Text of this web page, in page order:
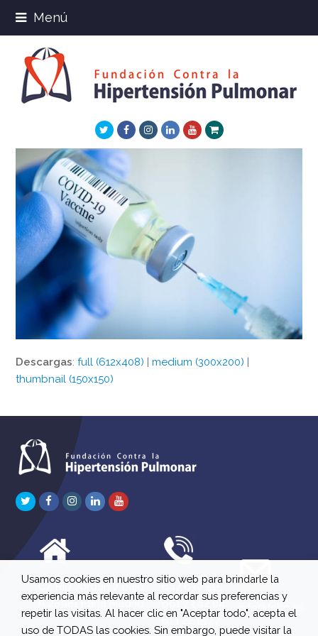
Menú
TwitterFacebookInstagram
LinkedInYoutube
Xing
Descargas:full (612x408) |medium (300x200) |
thumbnail (150x150)
TwitterFacebook
Instagram
LinkedInYoutube
C/ Río Jordán 7 bajo
A 28981 Parla Madrid
647 630 515
661 73 42 04
613 22 15 27
info@fchp.es
Usamos cookies en nuestro sitio web para brindarle la
experiencia más relevante al recordar sus preferencias y
repetir las visitas. Al hacer clic en "Aceptar todo", acepta el
uso de TODAS las cookies. Sin embargo, puede visitar la